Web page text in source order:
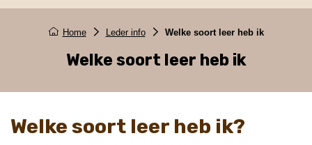
Home Leder info Welke soort leer heb ik
Welke soort leer heb ik
Welke soort leer heb ik?